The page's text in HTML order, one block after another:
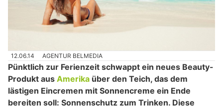
12.06.14 AGENTUR BELMEDIA
Pünktlich zur Ferienzeit schwappt ein neues Beauty-
Produkt aus Amerika über den Teich, das dem
lästigen Eincremen mit Sonnencreme ein Ende
bereiten soll: Sonnenschutz zum Trinken. Diese